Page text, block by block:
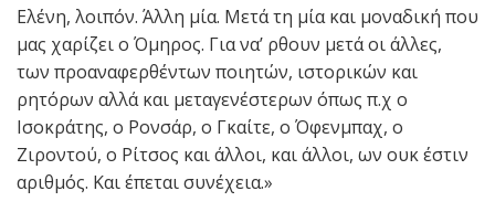
Ελένη, λοιπόν. Άλλη μία. Μετά τη μία και μοναδική που
μας χαρίζει ο Όμηρος. Για να’ ρθουν μετά οι άλλες,
των προαναφερθέντων ποιητών, ιστορικών και
ρητόρων αλλά και μεταγενέστερων όπως π.χ ο
Ισοκράτης, ο Ρονσάρ, ο Γκαίτε, ο Όφενμπαχ, ο
Ζιροντού, ο Ρίτσος και άλλοι, και άλλοι, ων ουκ έστιν
αριθμός. Και έπεται συνέχεια.»